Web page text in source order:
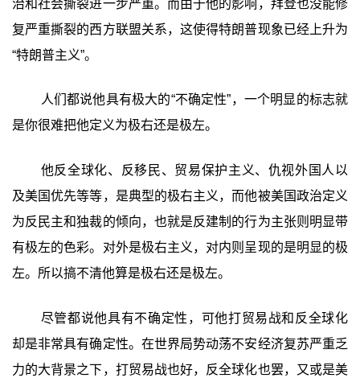
治和社会撕裂进一步严重。而由于他的影响，拜登也没能修
复严重撕裂的西方联盟关系，这使得特朗普现象已经上升为
“特朗普主义”。
人们都说他具有极大的“不确定性”，一个明显的标志就
是你很难把他定义为极右还是极左。
他反全球化、反移民、贸易保护主义、仇视外国人以
及美国优先等等，是典型的极右主义，而他被美国政治定义
为反民主和独裁的倾向，也就是反建制的行为主张则明显带
有极左的色彩。对外是极右主义，对内则呈现的是明显的极
左。所以搞不清他算是极右还是极左。
尽管都说他具有不确定性，可他打贸易战和反全球化
却是非常具有确定性。在世界局势动荡不安经济复苏严重乏
力的大背景之下，打贸易战也好，反全球化也罢，又或是美